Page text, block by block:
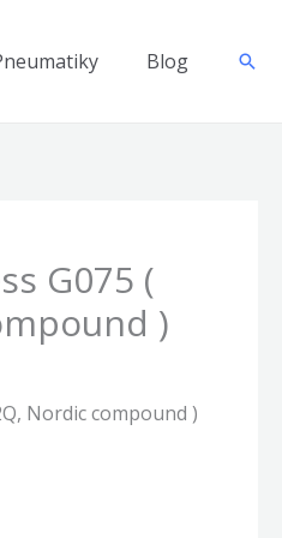
Blog
G075 (
)
Nordic compound )